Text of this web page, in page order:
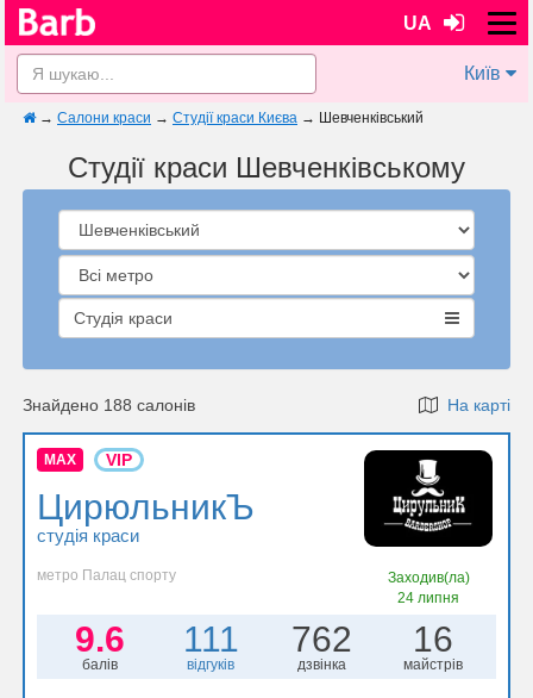
UA
Київ
→ Салони краси → Студії краси Києва → Шевченківський
Студії краси Шевченківському
Студія краси
Знайдено 188 салонів На карті
MAX VIP
ЦирюльникЪ
студія краси
метро Палац спорту
Заходив(ла)
24 липня
9.6
балів
111
відгуків
762
дзвінка
16
майстрів